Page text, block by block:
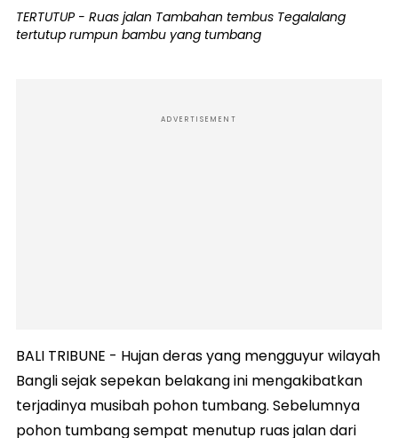
TERTUTUP - Ruas jalan Tambahan tembus Tegalalang
tertutup rumpun bambu yang tumbang
ADVERTISEMENT
BALI TRIBUNE - Hujan deras yang mengguyur wilayah
Bangli sejak sepekan belakang ini mengakibatkan
terjadinya musibah pohon tumbang. Sebelumnya
pohon tumbang sempat menutup ruas jalan dari